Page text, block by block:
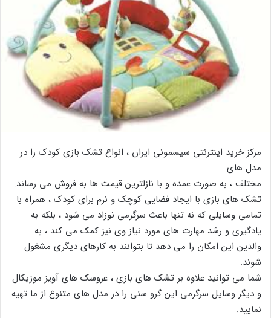
مرکز خرید اینترنتی سیسمونی ایران ، انواع تشک بازی کودک را در
مدل های
مختلف ، به صورت عمده و با نازلترین قیمت ها به فروش می رساند.
تشک های بازی با ایجاد فضایی کوچک و نرم برای کودک ، همراه با
تمامی وسایلی که نه تنها باعث سرگرمی نوزاد می شود ، بلکه به
یادگیری و رشد مهارت های مورد نیاز وی نیز کمک می کند ، به
والدین این امکان را می دهد تا بتوانند به کارهای دیگری مشغول
شوند.
شما می توانید علاوه بر تشک های بازی ، عروسک های آویز موزیکال
و دیگر وسایل سرگرمی این گرو سنی را در مدل های متنوع از ما تهیه
نمایید.